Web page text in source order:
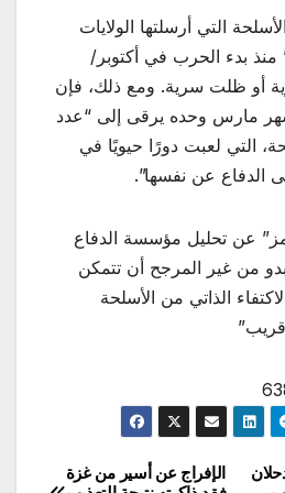
التي أرسلتها الولايات
منذ بدء الحرب في أكتوبر/
أو ظلت سرية. ومع ذلك، فإن
مارس وحده يرقى إلى “عدد
التي لعبت دورًا حيويًا في
الدفاع عن نفسها”.
عن تحليل مؤسسة الدفاع
من غير المرجح أن تتمكن
الذاتي من الأسلحة
الإفراج عن أسير من غزة